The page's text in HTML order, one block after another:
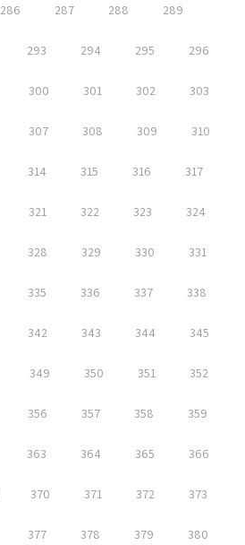
286 287 288 289
293 294 295 296
300 301 302 303
307 308 309 310
314 315 316 317
321 322 323 324
328 329 330 331
335 336 337 338
342 343 344 345
349 350 351 352
356 357 358 359
363 364 365 366
370 371 372 373
377 378 379 380